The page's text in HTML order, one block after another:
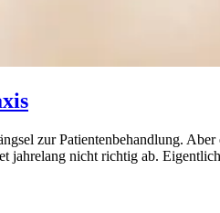
zur Patientenbehandlung.
jahrelang nicht richtig ab.